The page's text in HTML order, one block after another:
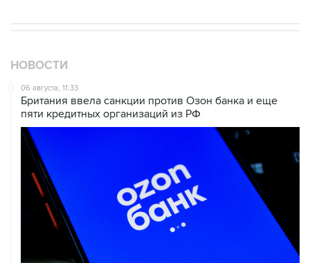
НОВОСТИ
06 августа, 11:33
Британия ввела санкции против Озон банка и еще
пяти кредитных организаций из РФ